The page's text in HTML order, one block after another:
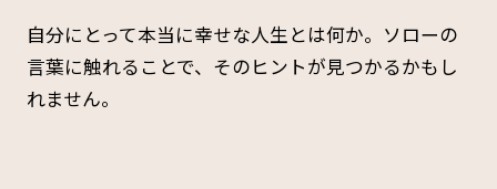
自分にとって本当に幸せな人生とは何か。ソローの
言葉に触れることで、そのヒントが見つかるかもし
れません。